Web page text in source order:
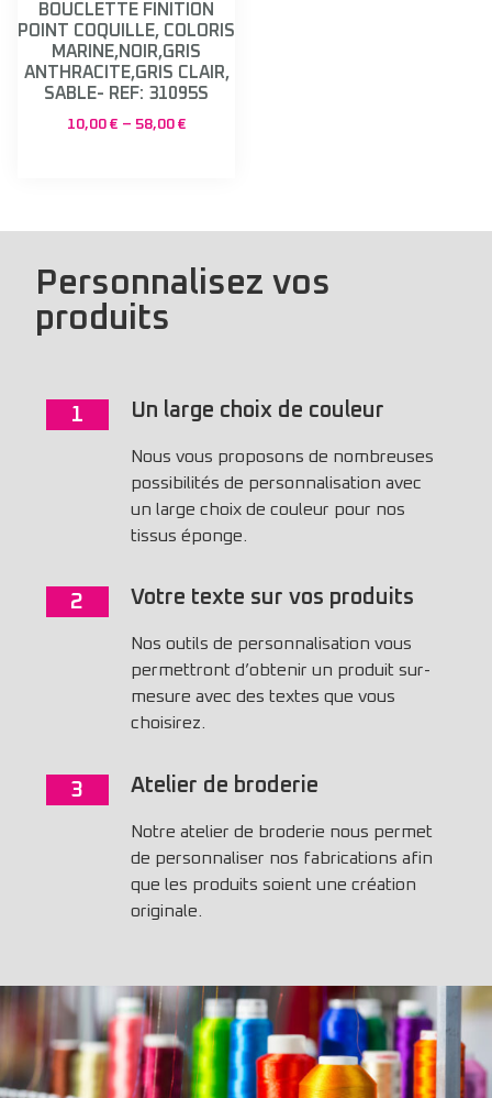
BOUCLETTE FINITION
POINT COQUILLE, COLORIS
MARINE,NOIR,GRIS
ANTHRACITE,GRIS CLAIR,
SABLE- REF: 31095S
10,00 € – 58,00 €
Personnalisez vos
produits
1 Un large choix de couleur
Nous vous proposons de nombreuses
possibilités de personnalisation avec
un large choix de couleur pour nos
tissus éponge.
2 Votre texte sur vos produits
Nos outils de personnalisation vous
permettront d’obtenir un produit sur-
mesure avec des textes que vous
choisirez.
3 Atelier de broderie
Notre atelier de broderie nous permet
de personnaliser nos fabrications afin
que les produits soient une création
originale.